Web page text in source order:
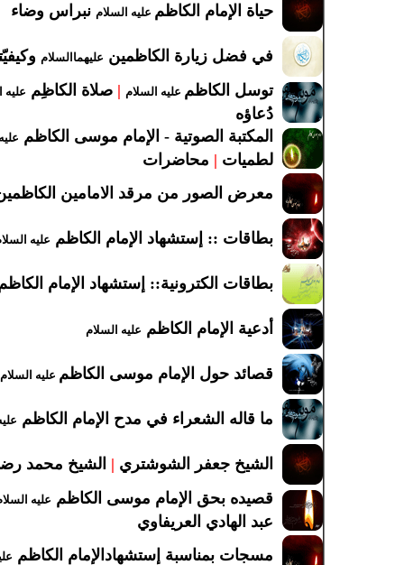
حياة الإمام الكاظم عليه السلام نبراس وضاء
في فضل زيارة الكاظمين عليهماالسلام
توسل الكاظم عليه السلام | صلاة الكاظِم عليه
دُعاؤه
المكتبة الصوتية - الإمام موسى الكاظم
لطميات | محاضرات
معرض الصور من مرقد الامامين
بطاقات :: إستشهاد الإمام الكاظم عليه
بطاقات الكترونية:: إستشهاد الإمام
أدعية الإمام الكاظم عليه السلام
قصائد حول الإمام موسى الكاظم عليه السلام
ما قاله الشعراء في مدح الإمام الكاظم
الشيخ جعفر الشوشتري | الشيخ محمد
قصيده بحق الإمام موسى الكاظم عليه
عبد الهادي العريفاوي
مسجات بمناسبة إستشهادالإمام الكاظم